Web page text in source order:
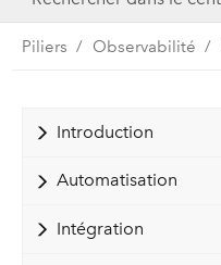
Piliers Observabilité
Introduction
Automatisation
Intégration